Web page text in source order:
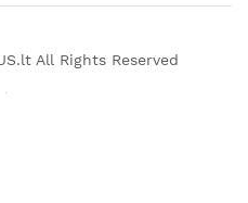
All Rights Reserved